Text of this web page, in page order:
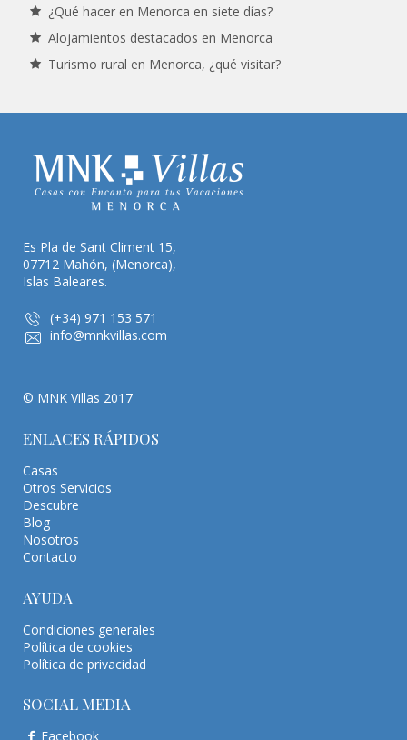
¿Qué hacer en Menorca en siete días?
Alojamientos destacados en Menorca
Turismo rural en Menorca, ¿qué visitar?
Es Pla de Sant Climent 15,
07712 Mahón, (Menorca),
Islas Baleares.
(+34) 971 153 571
info@mnkvillas.com
© MNK Villas 2017
ENLACES RÁPIDOS
Casas
Otros Servicios
Descubre
Blog
Nosotros
Contacto
AYUDA
Condiciones generales
Política de cookies
Política de privacidad
SOCIAL MEDIA
Facebook